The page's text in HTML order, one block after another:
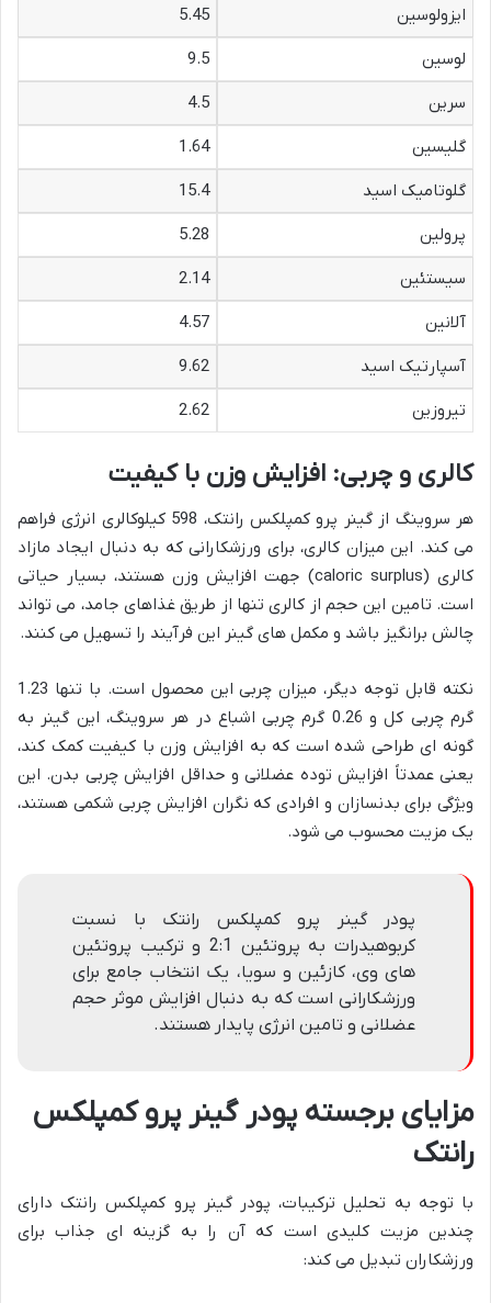
ایزولوسین
5.45
لوسین
9.5
سرین
4.5
گلیسین
1.64
گلوتامیک اسید
15.4
پرولین
5.28
سیستئین
2.14
آلانین
4.57
آسپارتیک اسید
9.62
تیروزین
2.62
کالری و چربی: افزایش وزن با کیفیت
هر سروینگ از گینر پرو کمپلکس رانتک، 598 کیلوکالری انرژی فراهم
می کند. این میزان کالری، برای ورزشکارانی که به دنبال ایجاد مازاد
کالری (caloric surplus) جهت افزایش وزن هستند، بسیار حیاتی
است. تامین این حجم از کالری تنها از طریق غذاهای جامد، می تواند
چالش برانگیز باشد و مکمل های گینر این فرآیند را تسهیل می کنند.
نکته قابل توجه دیگر، میزان چربی این محصول است. با تنها 1.23
گرم چربی کل و 0.26 گرم چربی اشباع در هر سروینگ، این گینر به
گونه ای طراحی شده است که به افزایش وزن با کیفیت کمک کند،
یعنی عمدتاً افزایش توده عضلانی و حداقل افزایش چربی بدن. این
ویژگی برای بدنسازان و افرادی که نگران افزایش چربی شکمی هستند،
یک مزیت محسوب می شود.
پودر گینر پرو کمپلکس رانتک با نسبت
کربوهیدرات به پروتئین 2:1 و ترکیب پروتئین
های وی، کازئین و سویا، یک انتخاب جامع برای
ورزشکارانی است که به دنبال افزایش موثر حجم
عضلانی و تامین انرژی پایدار هستند.
مزایای برجسته پودر گینر پرو کمپلکس
رانتک
با توجه به تحلیل ترکیبات، پودر گینر پرو کمپلکس رانتک دارای
چندین مزیت کلیدی است که آن را به گزینه ای جذاب برای
ورزشکاران تبدیل می کند: